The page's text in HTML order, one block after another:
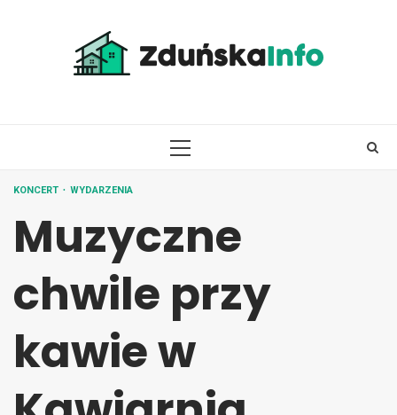
PRIMARY
KONCERT WYDARZENIA
Muzyczne
chwile przy
kawie w